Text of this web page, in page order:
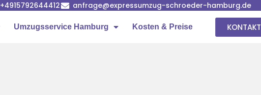
+4915792644412 anfrage@expressumzug-schroeder-hamburg.de
Umzugsservice Hamburg Kosten & Preise KONTAKT